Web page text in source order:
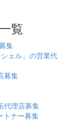
覧
集
ェル」の営業代
募集
代理店募集
トナー募集